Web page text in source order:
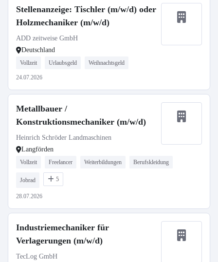
Stellenanzeige: Tischler (m/w/d) oder
Holzmechaniker (m/w/d)
ADD zeitweise GmbH
Deutschland
Vollzeit Urlaubsgeld Weihnachtsgeld
24.07.2026
Metallbauer /
Konstruktionsmechaniker (m/w/d)
Heinrich Schröder Landmaschinen
Langförden
Vollzeit Freelancer Weiterbildungen Berufskleidung
Jobrad 5
28.07.2026
Industriemechaniker für
Verlagerungen (m/w/d)
TecLog GmbH